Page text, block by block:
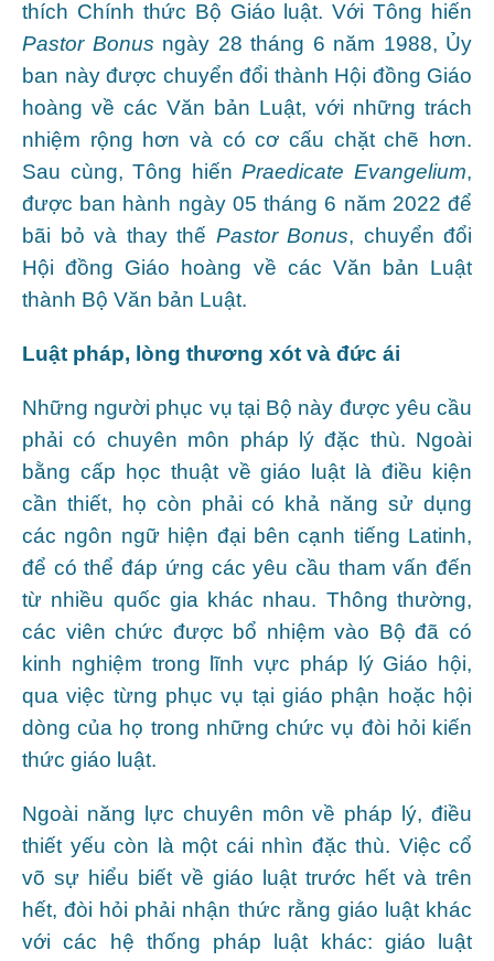
thích Chính thức Bộ Giáo luật. Với Tông hiến
Pastor Bonus ngày 28 tháng 6 năm 1988, Ủy
ban này được chuyển đổi thành Hội đồng Giáo
hoàng về các Văn bản Luật, với những trách
nhiệm rộng hơn và có cơ cấu chặt chẽ hơn.
Sau cùng, Tông hiếnPraedicate Evangelium,
được ban hành ngày 05 tháng 6 năm 2022 để
bãi bỏ và thay thế Pastor Bonus, chuyển đổi
Hội đồng Giáo hoàng về các Văn bản Luật
thành Bộ Văn bản Luật.
Luật pháp, lòng thương xót và đức ái
Những người phục vụ tại Bộ này được yêu cầu
phải có chuyên môn pháp lý đặc thù. Ngoài
bằng cấp học thuật về giáo luật là điều kiện
cần thiết, họ còn phải có khả năng sử dụng
các ngôn ngữ hiện đại bên cạnh tiếng Latinh,
để có thể đáp ứng các yêu cầu tham vấn đến
từ nhiều quốc gia khác nhau. Thông thường,
các viên chức được bổ nhiệm vào Bộ đã có
kinh nghiệm trong lĩnh vực pháp lý Giáo hội,
qua việc từng phục vụ tại giáo phận hoặc hội
dòng của họ trong những chức vụ đòi hỏi kiến
thức giáo luật.
Ngoài năng lực chuyên môn về pháp lý, điều
thiết yếu còn là một cái nhìn đặc thù. Việc cổ
võ sự hiểu biết về giáo luật trước hết và trên
hết, đòi hỏi phải nhận thức rằng giáo luật khác
với các hệ thống pháp luật khác: giáo luật